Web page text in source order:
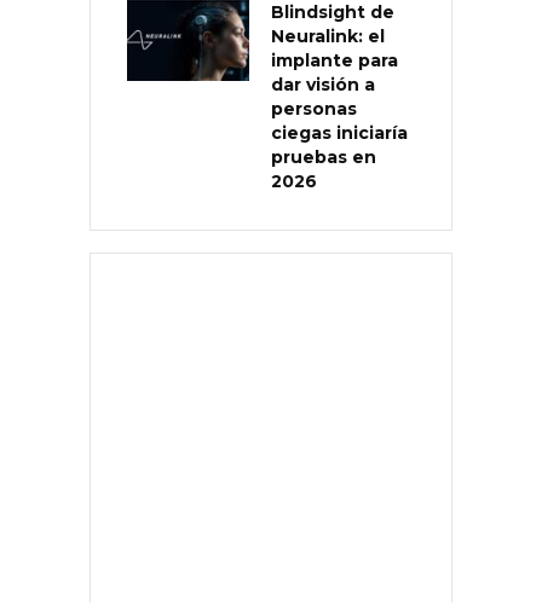
Blindsight de
Neuralink: el
implante para
dar visión a
personas
ciegas iniciaría
pruebas en
2026